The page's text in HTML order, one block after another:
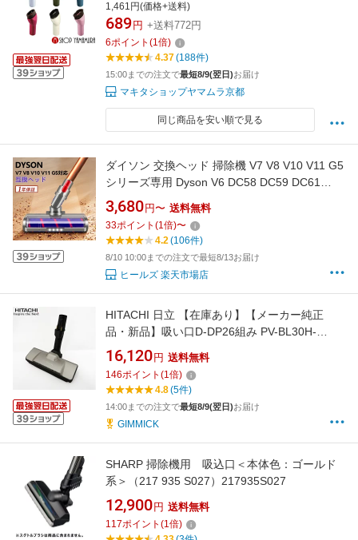
1,461円(価格+送料)
689 円 +送料772円
6ポイント (1倍)
4.37(188件)
15:00までの注文で最短8/9(翌日)お届け
マキタショップヤマムラ京都
同じ商品を安い順で見る
ダイソン 交換ヘッド 掃除機 V7 V8 V10 V11 G5
シリーズ専用 Dyson V6 DC58 DC59 DC61
DC62 DC74 ヘッド 交換 ソフトローラークリー
ナーヘッド ソフトローラー モーターヘッド 交
換部品 アクセサリー ソフトローラークリーン
ヘッド（Slimは一部非対応）送料無料 Dysonに
適用
3,680 円〜 送料無料
33ポイント (1倍)〜
4.2(106件)
8/10 10:00までの注文で最短8/13お届け
ヒールズ 楽天市場店
HITACHI 日立 【在庫あり】【メーカー純正
品・新品】吸い口D-DP26組み PV-BL30H-
006 スイクチD-DP26クミ PV-BL30H006
PVBL30H006 【partsbest】
16,120 円 送料無料
146ポイント (1倍)
4.8(5件)
14:00までの注文で最短8/9(翌日)お届け
GIMMICK
SHARP 掃除機用 吸込口＜本体色：ゴールド
系＞（217 935 S027）217935S027
12,900 円 送料無料
117ポイント (1倍)